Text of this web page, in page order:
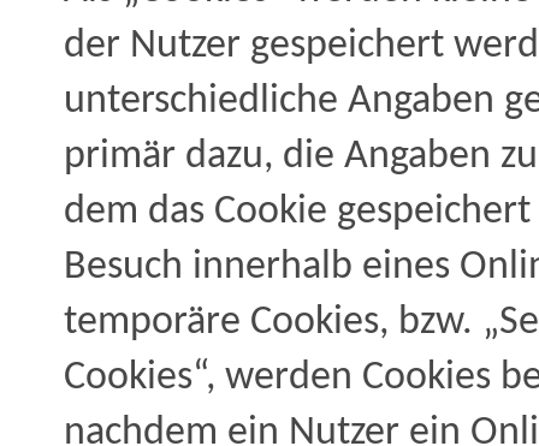
der Nutzer gespeichert
unterschiedliche Angaben
primär dazu, die Angaben
dem das Cookie
Besuch innerhalb eines
temporäre Cookies, bzw.
Cookies“, werden Cookies
nachdem ein Nutzer ein